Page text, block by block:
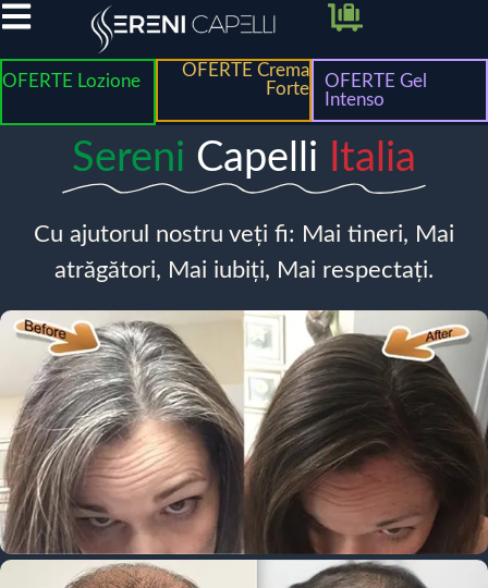
OFERTE Lozione
OFERTE Crema
Forte
OFERTE Gel
Intenso
Sereni Capelli Italia
Cu ajutorul nostru veți fi: Mai tineri, Mai
atrăgători, Mai iubiți, Mai respectați.